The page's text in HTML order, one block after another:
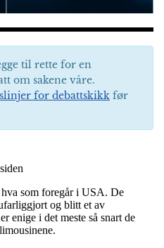
til rette for en
om sakene våre.
for debattskikk før